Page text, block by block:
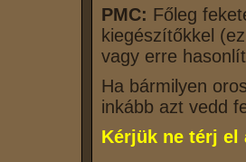
PMC: Főleg
kiegészítőkkel
vagy erre
Ha bármilyen
inkább azt vedd
Kérjük ne térj